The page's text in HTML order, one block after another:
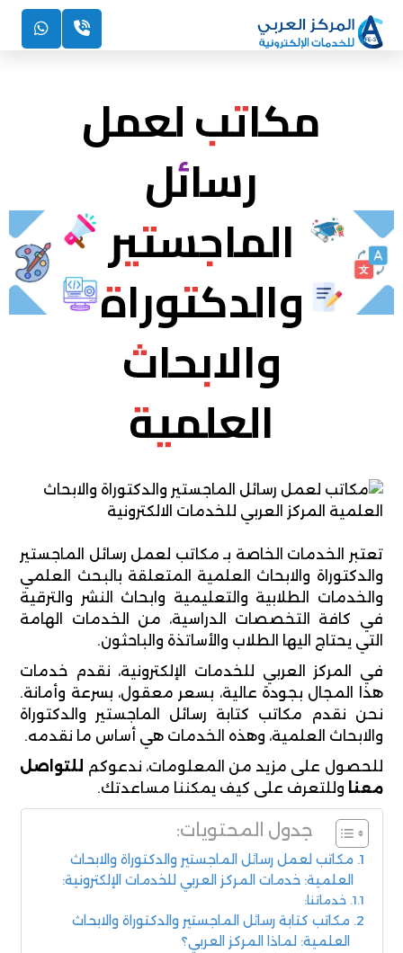
مكاتب لعمل
رسائل
الماجستير
والدكتوراة
والابحاث
العلمية
تعتبر الخدمات الخاصة بـ مكاتب لعمل رسائل الماجستير
والدكتوراة والابحاث العلمية المتعلقة بالبحث العلمي
والخدمات الطلابية والتعليمية وابحاث النشر والترقية
في كافة التخصصات الدراسية، من الخدمات الهامة
التي يحتاج اليها الطلاب والأساتذة والباحثون.
في المركز العربي للخدمات الإلكترونية، نقدم خدمات
هذا المجال بجودة عالية، بسعر معقول، بسرعة وأمانة.
نحن نقدم مكاتب كتابة رسائل الماجستير والدكتوراة
والابحاث العلمية، وهذه الخدمات هي أساس ما نقدمه.
للحصول على مزيد من المعلومات، ندعوكم للتواصل
معنا وللتعرف على كيف يمكننا مساعدتك.
جدول المحتويات:
مكاتب لعمل رسائل الماجستير والدكتوراة والابحاث
العلمية: خدمات المركز العربي للخدمات الإلكترونية:
خدماتنا:
مكاتب كتابة رسائل الماجستير والدكتوراة والابحاث
العلمية: لماذا المركز العربي؟